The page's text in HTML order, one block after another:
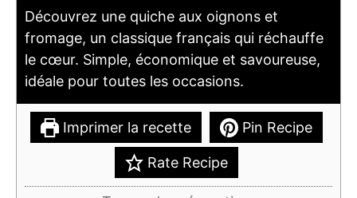
Découvrez une quiche aux oignons et
fromage, un classique français qui réchauffe
le cœur. Simple, économique et savoureuse,
idéale pour toutes les occasions.
Imprimer la recette Pin Recipe
Rate Recipe